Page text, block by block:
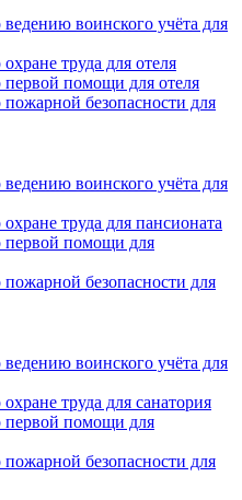
воинского учёта для
труда для отеля
помощи для отеля
безопасности для
воинского учёта для
труда для пансионата
помощи для
безопасности для
воинского учёта для
труда для санатория
помощи для
безопасности для